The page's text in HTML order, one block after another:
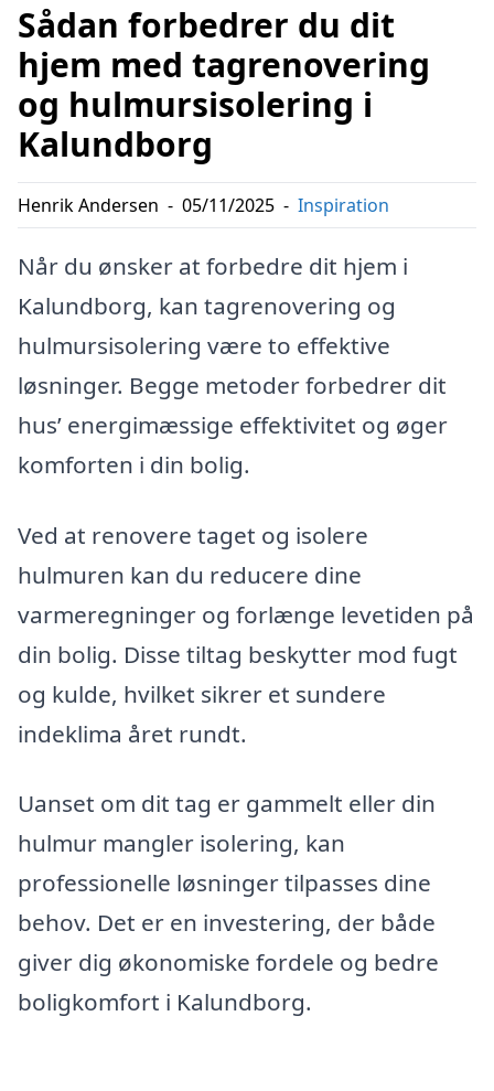
Sådan forbedrer du dit
hjem med tagrenovering
og hulmursisolering i
Kalundborg
Henrik Andersen - 05/11/2025 - Inspiration
Når du ønsker at forbedre dit hjem i
Kalundborg, kan tagrenovering og
hulmursisolering være to effektive
løsninger. Begge metoder forbedrer dit
hus’ energimæssige effektivitet og øger
komforten i din bolig.
Ved at renovere taget og isolere
hulmuren kan du reducere dine
varmeregninger og forlænge levetiden på
din bolig. Disse tiltag beskytter mod fugt
og kulde, hvilket sikrer et sundere
indeklima året rundt.
Uanset om dit tag er gammelt eller din
hulmur mangler isolering, kan
professionelle løsninger tilpasses dine
behov. Det er en investering, der både
giver dig økonomiske fordele og bedre
boligkomfort i Kalundborg.